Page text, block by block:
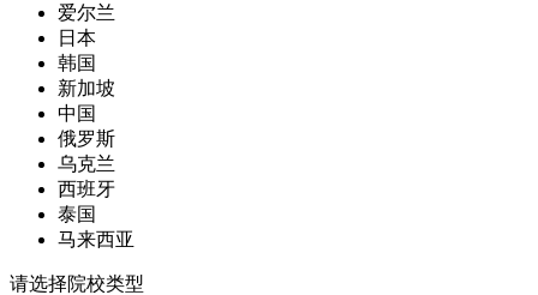
爱尔兰
日本
韩国
新加坡
中国
俄罗斯
乌克兰
西班牙
泰国
马来西亚
请选择院校类型